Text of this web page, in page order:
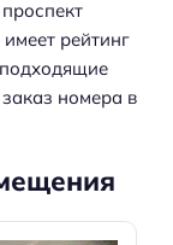
рейтинг
номера в